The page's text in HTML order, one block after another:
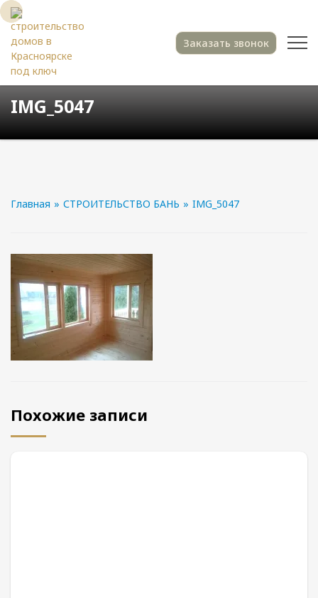
Заказать звонок
IMG_5047
Главная » СТРОИТЕЛЬСТВО БАНЬ » IMG_5047
Похожие записи